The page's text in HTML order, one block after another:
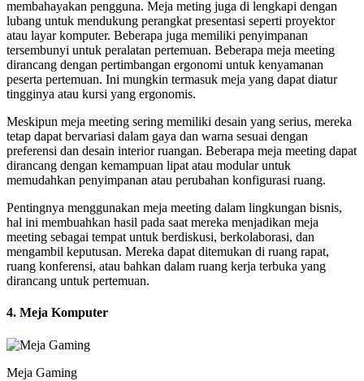
membahayakan pengguna. Meja meting juga di lengkapi dengan
lubang untuk mendukung perangkat presentasi seperti proyektor
atau layar komputer. Beberapa juga memiliki penyimpanan
tersembunyi untuk peralatan pertemuan. Beberapa meja meeting
dirancang dengan pertimbangan ergonomi untuk kenyamanan
peserta pertemuan. Ini mungkin termasuk meja yang dapat diatur
tingginya atau kursi yang ergonomis.
Meskipun meja meeting sering memiliki desain yang serius, mereka
tetap dapat bervariasi dalam gaya dan warna sesuai dengan
preferensi dan desain interior ruangan. Beberapa meja meeting dapat
dirancang dengan kemampuan lipat atau modular untuk
memudahkan penyimpanan atau perubahan konfigurasi ruang.
Pentingnya menggunakan meja meeting dalam lingkungan bisnis,
hal ini membuahkan hasil pada saat mereka menjadikan meja
meeting sebagai tempat untuk berdiskusi, berkolaborasi, dan
mengambil keputusan. Mereka dapat ditemukan di ruang rapat,
ruang konferensi, atau bahkan dalam ruang kerja terbuka yang
dirancang untuk pertemuan.
4. Meja Komputer
Meja Gaming